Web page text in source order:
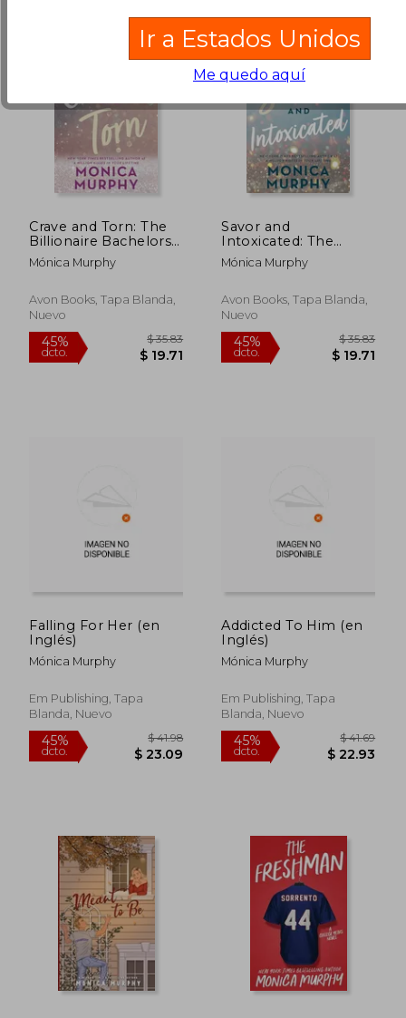
45%
dcto.
$ 33.26 45%
dcto.
Crave and Torn: The
Billionaire Bachelors
Club (en Inglés)
Mónica Murphy
Avon Books, Tapa Blanda,
Nuevo
Savor and
Intoxicated: The
Billionaire Bachelors
Club (en Inglés)
Mónica Murphy
Avon Books, Tapa Blanda,
Nuevo
Falling For Her (en
Inglés)
Mónica Murphy
Em Publishing, Tapa
Blanda, Nuevo
Addicted To Him (en
Inglés)
Mónica Murphy
Em Publishing, Tapa
Blanda, Nuevo
Ir a Estados Unidos
Me quedo aquí